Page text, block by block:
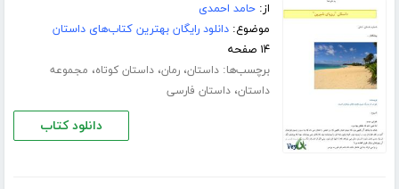
از:حامد احمدی
موضوع:دانلود رایگان بهترین کتاب‌های داستان
۱۴ صفحه
برچسب‌ها:داستان،رمان،داستان کوتاه، مجموعه
داستان،داستان فارسی
دانلود کتاب